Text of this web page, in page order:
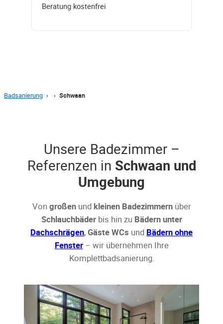
Beratung kostenfrei
Badsanierung › › Schwaan
Unsere Badezimmer –
Referenzen in Schwaan und
Umgebung
Von großenund kleinen Badezimmernüber
Schlauchbäderbis hin zu Bädern unter
Dachschrägen,Gäste WCs und Bädern ohne
Fenster– wir übernehmen Ihre
Komplettbadsanierung.